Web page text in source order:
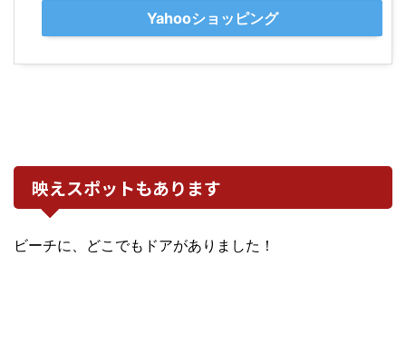
Yahooショッピング
映えスポットもあります
ビーチに、どこでもドアがありました！